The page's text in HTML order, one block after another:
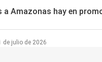
a Amazonas hay en
julio de 2026